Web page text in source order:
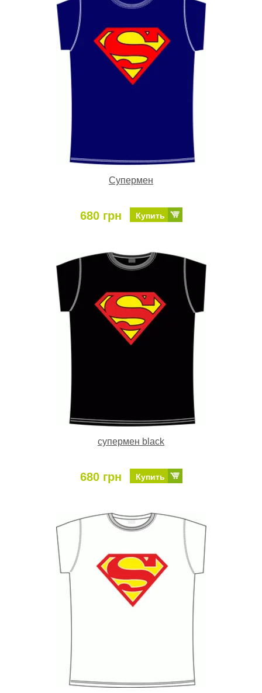
Супермен
680 грн Купить
супермен black
680 грн Купить